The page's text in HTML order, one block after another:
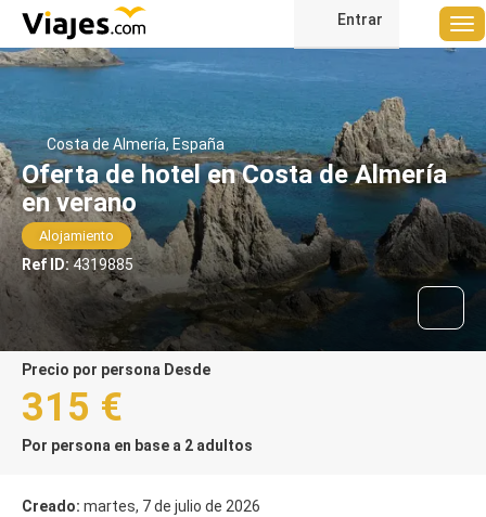
Entrar
Costa de Almería, España
Oferta de hotel en Costa de Almería
en verano
Alojamiento
Ref ID: 4319885
precio por persona Desde
315 €
Por persona en base a 2 adultos
Creado: martes, 7 de julio de 2026